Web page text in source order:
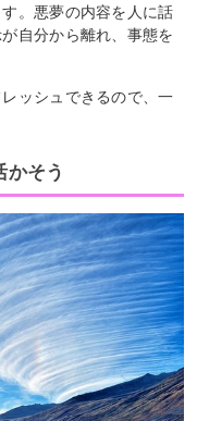
。悪夢の内容を人に話
自分から離れ、事態を
ッシュできるので、一
かそう